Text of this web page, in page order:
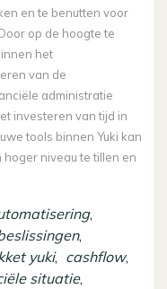
en te benutten voor
op de hoogte te
het
van de
administratie
investeren van tijd in
tools binnen Yuki kan
niveau te tillen en
,
,
yuki, cashflow,
situatie,